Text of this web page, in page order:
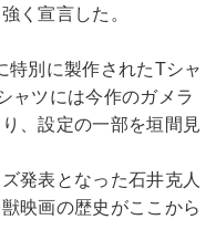
く宣言した。
特別に製作されたTシャ
ャツには今作のガメラ
、設定の一部を垣間見
発表となった石井克人
映画の歴史がここから